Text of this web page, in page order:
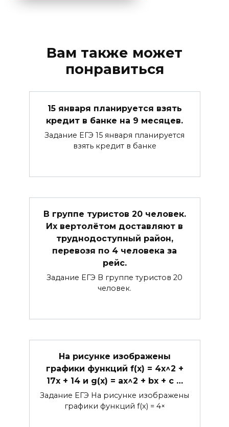
Вам также может
понравиться
15 января планируется взять
кредит в банке на 9 месяцев.
Задание ЕГЭ 15 января планируется
взять кредит в банке
В группе туристов 20 человек.
Их вертолётом доставляют в
труднодоступный район,
перевозя по 4 человека за
рейс.
Задание ЕГЭ В группе туристов 20
человек.
На рисунке изображены
графики функций f(x) = 4x^2 +
17x + 14 и g(x) = ax^2 + bx + c …
Задание ЕГЭ На рисунке изображены
графики функций f(x) = 4×